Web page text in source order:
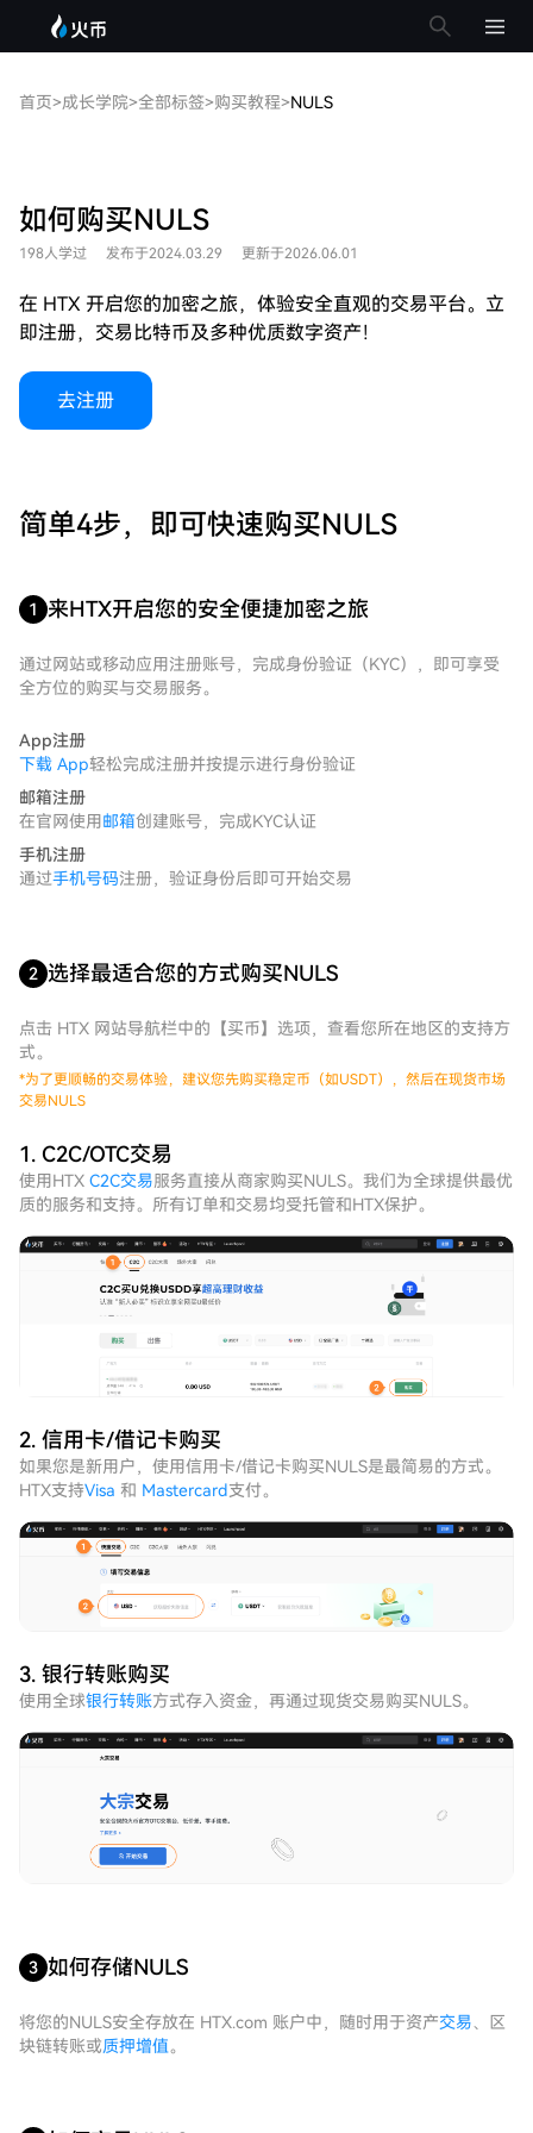
首页>成长学院>全部标签>购买教程>NULS
如何购买NULS
198人学过 发布于2024.03.29 更新于2026.06.01
在 HTX 开启您的加密之旅，体验安全直观的交易平台。立
即注册，交易比特币及多种优质数字资产！
去注册
简单4步，即可快速购买NULS
1 来HTX开启您的安全便捷加密之旅
通过网站或移动应用注册账号，完成身份验证（KYC），即可享受
全方位的购买与交易服务。
App注册
下载 App轻松完成注册并按提示进行身份验证
邮箱注册
在官网使用 邮箱创建账号，完成KYC认证
手机注册
通过手机号码注册，验证身份后即可开始交易
2 选择最适合您的方式购买NULS
点击 HTX 网站导航栏中的【买币】选项，查看您所在地区的支持方
式。
*为了更顺畅的交易体验，建议您先购买稳定币（如USDT），然后在现货市场
交易NULS
1. C2C/OTC交易
使用HTX C2C交易服务直接从商家购买NULS。我们为全球提供最优
质的服务和支持。所有订单和交易均受托管和HTX保护。
2. 信用卡/借记卡购买
如果您是新用户，使用信用卡/借记卡购买NULS是最简易的方式。
HTX支持Visa 和 Mastercard支付。
3. 银行转账购买
使用全球银行转账方式存入资金，再通过现货交易购买NULS。
3 如何存储NULS
将您的NULS安全存放在 HTX.com 账户中，随时用于资产交易、区
块链转账或质押增值。